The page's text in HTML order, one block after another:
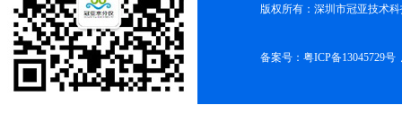
版权所有：深圳市冠亚技术
备案号： 粤ICP备13045729号